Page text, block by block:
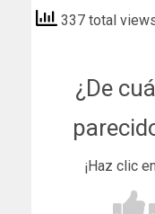
337 total
¿De
¡Haz clic